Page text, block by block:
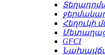
Հեղուկի
GFCI